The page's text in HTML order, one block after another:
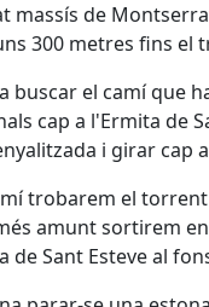
massís de
300 metres fins el
buscar el camí que
cap a l'Ermita de
i girar cap
trobarem el
amunt sortirem
de Sant Esteve al